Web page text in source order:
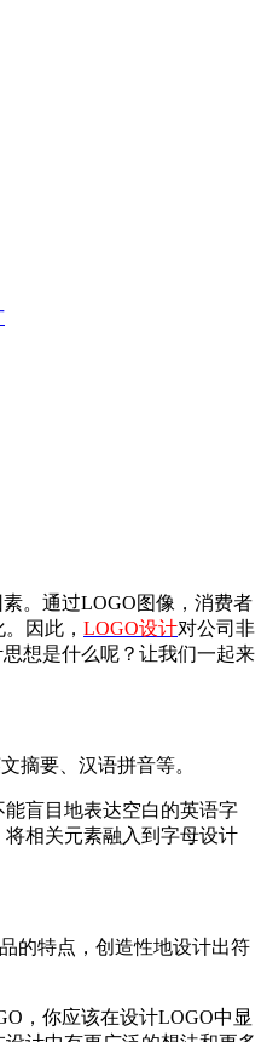
。通过LOGO图像，消费者
因此， LOGO设计对公司非
想是什么呢？让我们一起来
摘要、汉语拼音等。
盲目地表达空白的英语字
相关元素融入到字母设计
的特点，创造性地设计出符
，你应该在设计LOGO中显